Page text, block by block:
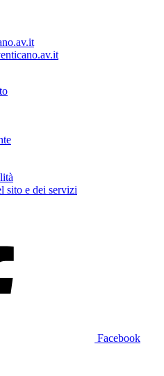
sito e dei servizi
Facebook